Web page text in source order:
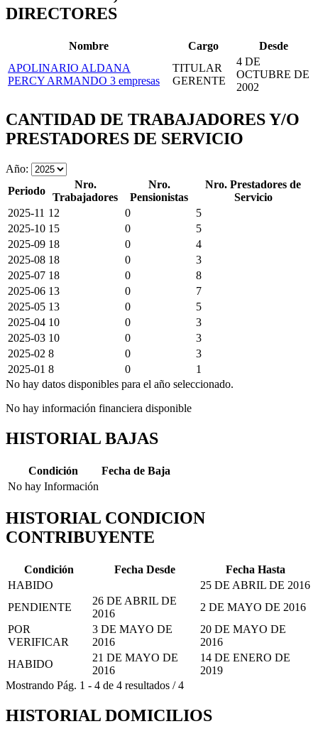
DIRECTORES
Nombre Cargo
Desde
APOLINARIO ALDANA
PERCY ARMANDO 3 empresas
TITULAR
GERENTE
4 DE
OCTUBRE DE
2002
CANTIDAD DE TRABAJADORES Y/O
PRESTADORES DE SERVICIO
Año:
Periodo
Nro.
Trabajadores
Nro.
Pensionistas
Nro. Prestadores de
Servicio
2025-11 12 0
5
2025-10 15 0
5
2025-09 18 0
4
2025-08 18 0
3
2025-07 18 0
8
2025-06 13 0
7
2025-05 13 0
5
2025-04 10 0
3
2025-03 10 0
3
2025-02 8 0
3
2025-01 8 0
1
No hay datos disponibles para el año seleccionado.
No hay información financiera disponible
HISTORIAL BAJAS
Condición
Fecha de Baja
No hay Información
HISTORIAL CONDICION
CONTRIBUYENTE
Condición Fecha Desde
Fecha Hasta
HABIDO
25 DE ABRIL DE 2016
PENDIENTE
26 DE ABRIL DE
2016
2 DE MAYO DE 2016
POR
VERIFICAR
3 DE MAYO DE
2016
20 DE MAYO DE
2016
HABIDO
21 DE MAYO DE
2016
14 DE ENERO DE
2019
Mostrando Pág. 1 - 4 de 4 resultados /4
HISTORIAL DOMICILIOS